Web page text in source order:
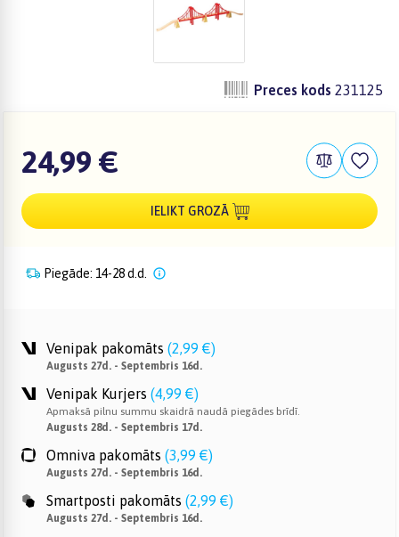
Preces kods 231125
24,99 €
IELIKT GROZĀ
Piegāde: 14-28 d.d.
Venipak pakomāts (2,99 €)
Augusts 27d. - Septembris 16d.
Venipak Kurjers (4,99 €)
Apmaksā pilnu summu skaidrā naudā piegādes brīdī.
Augusts 28d. - Septembris 17d.
Omniva pakomāts (3,99 €)
Augusts 27d. - Septembris 16d.
Smartposti pakomāts (2,99 €)
Augusts 27d. - Septembris 16d.